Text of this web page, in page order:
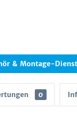
& Montage-
0